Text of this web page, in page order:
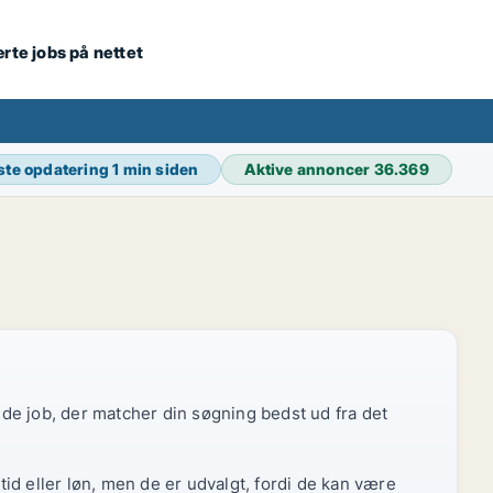
jobs på nettet
opdatering1 min siden Aktive annoncer 36.369
job, der matcher din søgning bedst ud fra det
eller løn, men de er udvalgt, fordi de kan være